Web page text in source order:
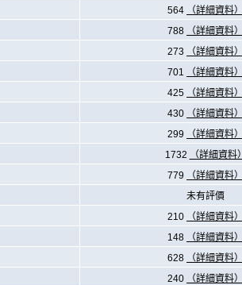
564
（詳細資料）
788
（詳細資料）
273
（詳細資料）
701
（詳細資料）
425
（詳細資料）
430
（詳細資料）
299
（詳細資料）
1732
（詳細資料）
779
（詳細資料）
未有評價
210
（詳細資料）
148
（詳細資料）
628
（詳細資料）
240
（詳細資料）